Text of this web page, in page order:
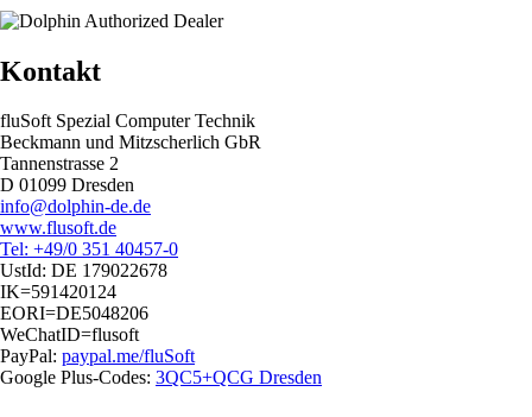
Kontakt
fluSoft Spezial Computer Technik
Beckmann und Mitzscherlich GbR
Tannenstrasse 2
D 01099 Dresden
info@dolphin-de.de
www.flusoft.de
Tel: +49/0 351 40457-0
UstId: DE 179022678
IK=591420124
EORI=DE5048206
WeChatID=flusoft
PayPal: paypal.me/fluSoft
Google Plus-Codes: 3QC5+QCG Dresden